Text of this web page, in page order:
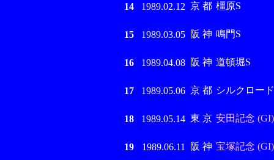
14 1989.02.12 京 都 橿原S
15 1989.03.05 阪 神 鳴門S
16 1989.04.08 阪 神 道頓堀S
17 1989.05.06 京 都 シルクロー
18 1989.05.14 東 京 安田記念 (GI)
19 1989.06.11 阪 神 宝塚記念 (GI)